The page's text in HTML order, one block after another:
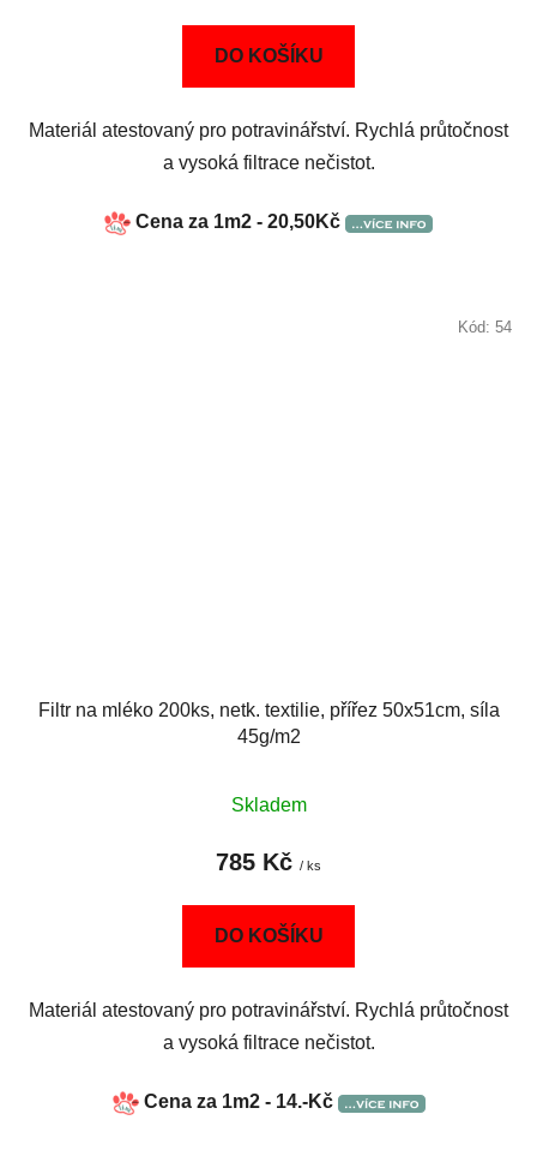
DO KOŠÍKU
Materiál atestovaný pro potravinářství. Rychlá průtočnost
a vysoká filtrace nečistot.
Cena za 1m2 - 20,50Kč
Filtr na mléko 200ks, netk. textilie, přířez 50x51cm, síla
45g/m2
Skladem
785 Kč / ks
DO KOŠÍKU
Materiál atestovaný pro potravinářství. Rychlá průtočnost
a vysoká filtrace nečistot.
Cena za 1m2 - 14.-Kč
Kód: 54